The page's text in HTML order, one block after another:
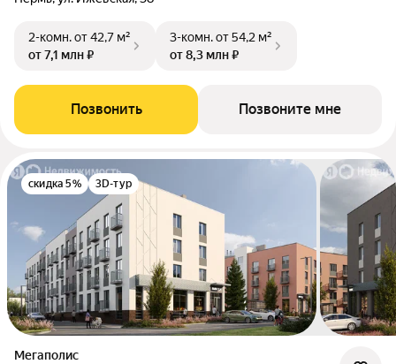
2-комн.от 42,7 м²
от 7,1 млн ₽
3-комн.от 54,2 м²
от 8,3 млн ₽
Позвонить Позвоните мне
скидка 5% 3D-тур
Мегаполис